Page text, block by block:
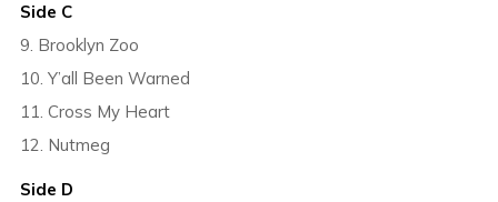
Side C
9. Brooklyn Zoo
10. Y’all Been Warned
11. Cross My Heart
12. Nutmeg
Side D